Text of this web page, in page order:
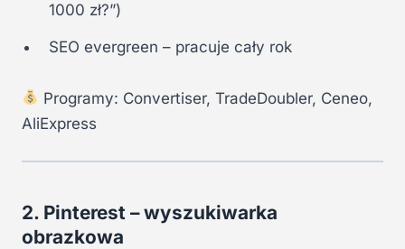
1000 zł?”)
SEO evergreen – pracuje cały rok
Programy: Convertiser, TradeDoubler, Ceneo,
AliExpress
2. Pinterest – wyszukiwarka
obrazkowa